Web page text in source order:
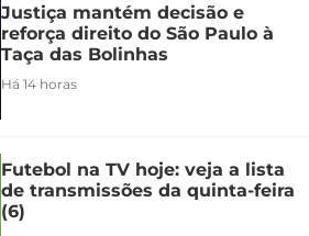
Justiça mantém decisão e
reforça direito do São Paulo à
Taça das Bolinhas
Há 14 horas
Futebol na TV hoje: veja a lista
de transmissões da quinta-feira
(6)